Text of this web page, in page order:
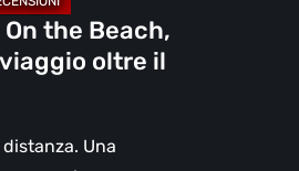
the Beach,
oltre il
Una